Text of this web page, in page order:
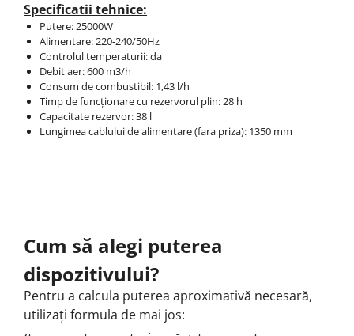
Specificatii tehnice:
Putere: 25000W
Alimentare: 220-240/50Hz
Controlul temperaturii: da
Debit aer: 600 m3/h
Consum de combustibil: 1,43 l/h
Timp de funcționare cu rezervorul plin: 28 h
Capacitate rezervor: 38 l
Lungimea cablului de alimentare (fara priza): 1350 mm
Cum să alegi puterea
dispozitivului?
Pentru a calcula puterea aproximativă necesară,
utilizați formula de mai jos: